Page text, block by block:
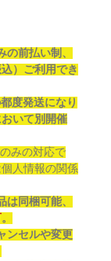
の前払い制、
）ご利用でき
度発送になり
いて別開催
みの対応で
人情報の関係
は同梱可能、
。
ンセルや変更